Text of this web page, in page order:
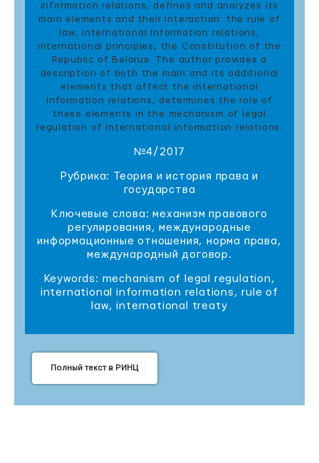
information relations, defines and analyzes its
main elements and their interaction: the rule of
law, international information relations,
international principles, the Constitution of the
Republic of Belarus. The author provides a
description of both the main and its additional
elements that affect the international
information relations, determines the role of
these elements in the mechanism of legal
regulation of international information relations.
№4/2017
Рубрика: Теория и история права и
государства
Ключевые слова: механизм правового
регулирования, международные
информационные отношения, норма права,
международный договор.
Keywords: mechanism of legal regulation,
international information relations, rule of
law, international treaty
Полный текст в РИНЦ